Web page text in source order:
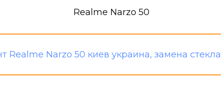
Realme Narzo 50